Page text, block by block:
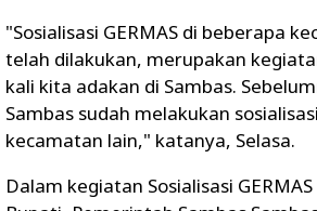
"Sosialisasi GERMAS di beberapa
telah dilakukan, merupakan
kali kita adakan di Sambas.
Sambas sudah melakukan
kecamatan lain," katanya, Selasa.
Dalam kegiatan Sosialisasi